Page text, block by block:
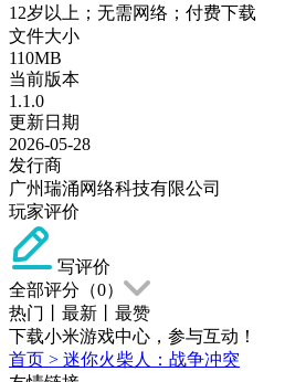
12岁以上；无需网络；付费下载
文件大小
110MB
当前版本
1.1.0
更新日期
2026-05-28
发行商
广州瑞涌网络科技有限公司
玩家评价
写评价
全部评分（0）
热门
最新
最赞
下载小米游戏中心，参与互动！
首页 > 迷你火柴人：战争冲突